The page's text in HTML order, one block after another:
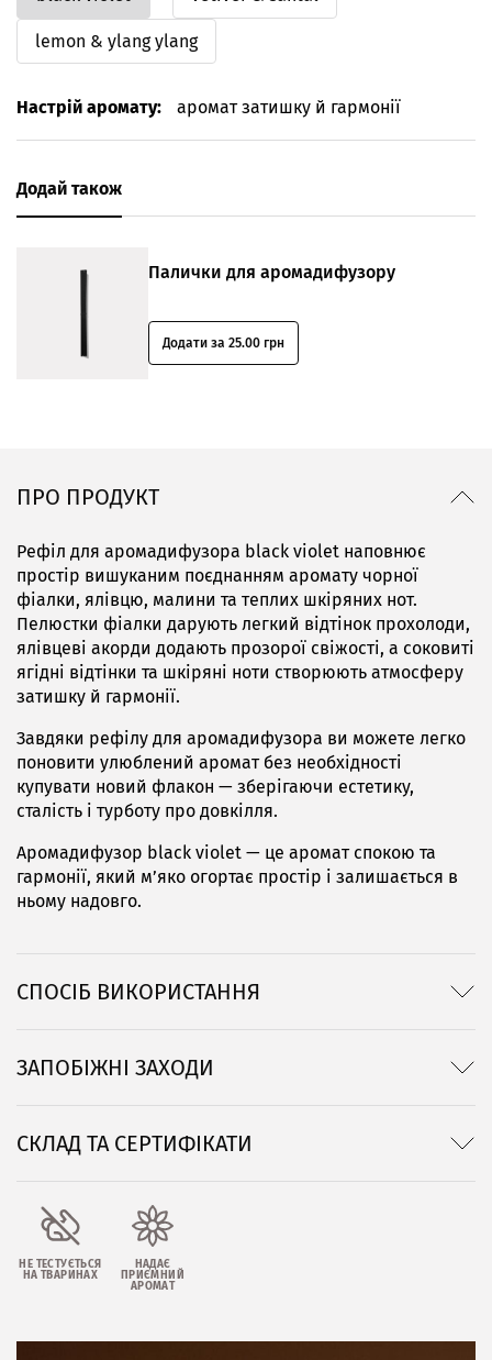
lemon & ylang ylang
Настрій аромату: аромат затишку й гармонії
Додай також
Палички для аромадифузору
Додати за 25.00 грн
ПРО ПРОДУКТ
Рефіл для аромадифузора black violet наповнює
простір вишуканим поєднанням аромату чорної
фіалки, ялівцю, малини та теплих шкіряних нот.
Пелюстки фіалки дарують легкий відтінок прохолоди,
ялівцеві акорди додають прозорої свіжості, а соковиті
ягідні відтінки та шкіряні ноти створюють атмосферу
затишку й гармонії.
Завдяки рефілу для аромадифузора ви можете легко
поновити улюблений аромат без необхідності
купувати новий флакон — зберігаючи естетику,
сталість і турботу про довкілля.
Аромадифузор black violet — це аромат спокою та
гармонії, який м’яко огортає простір і залишається в
ньому надовго.
СПОСІБ ВИКОРИСТАННЯ
ЗАПОБІЖНІ ЗАХОДИ
СКЛАД ТА СЕРТИФІКАТИ
НЕ ТЕСТУЄТЬСЯ
НА ТВАРИНАХ
НАДАЄ
ПРИЄМНИЙ
АРОМАТ